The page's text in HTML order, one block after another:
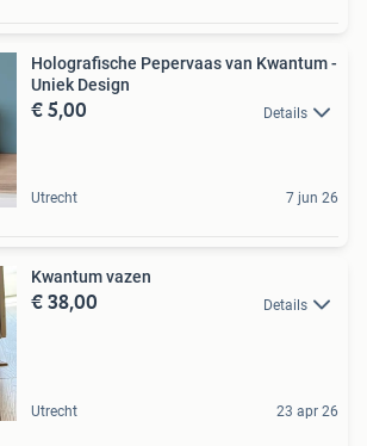
Holografische Pepervaas van Kwantum -
Uniek Design
€ 5,00 Details
Utrecht 7 jun 26
Kwantum vazen
€ 38,00 Details
Utrecht 23 apr 26